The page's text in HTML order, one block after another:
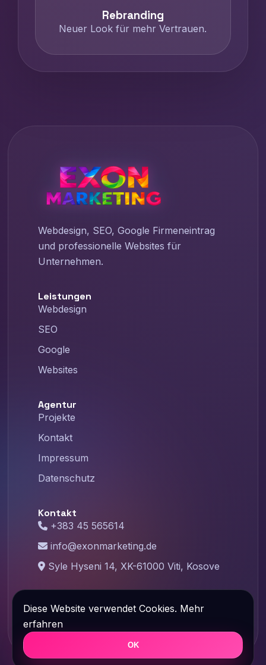
Rebranding
Neuer Look für mehr Vertrauen.
Webdesign, SEO, Google Firmeneintrag
und professionelle Websites für
Unternehmen.
Leistungen
Webdesign
SEO
Google
Websites
Agentur
Projekte
Kontakt
Impressum
Datenschutz
Kontakt
+383 45 565614
info@exonmarketing.de
Syle Hyseni 14, XK-61000 Viti, Kosove
©2026Exon Marketing – Designed with
Diese Website verwendet Cookies. Mehr
erfahren
OK